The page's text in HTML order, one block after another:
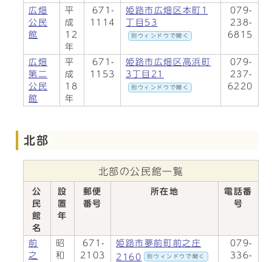
広畑
公民
館
平
成
12
年
671-
1114
姫路市広畑区本町1
丁目53
別ウィンドウで開く
079-
238-
6815
広畑
第二
公民
館
平
成
18
年
671-
1153
姫路市広畑区高浜町
3丁目21
別ウィンドウで開く
079-
237-
6220
北部
北部の公民館一覧
公
民
館
名
設
置
年
郵便
番号
所在地
電話番
号
前
之
昭
和
671-
2103
姫路市夢前町前之庄
2160
別ウィンドウで開く
079-
336-